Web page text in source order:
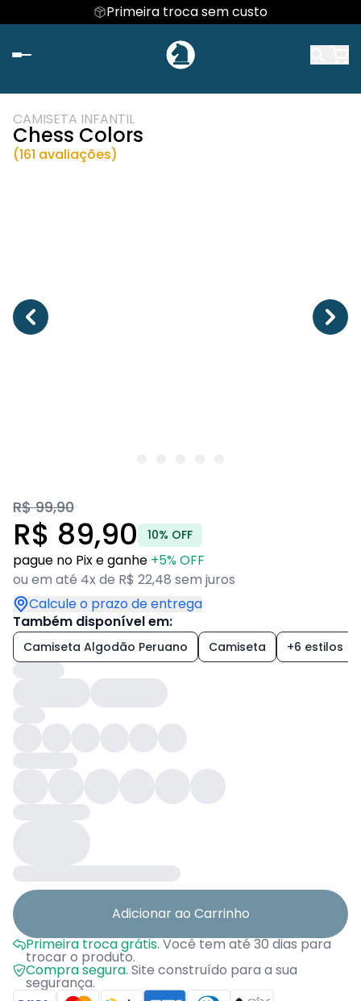
Primeira troca sem custo
CAMISETA INFANTIL
Chess Colors
(161 avaliações)
R$ 99,90
R$ 89,90 10% OFF
pague no Pix e ganhe +5% OFF
ou em até 4x de R$ 22,48 sem juros
Calcule o prazo de entrega
Também disponível em:
Camiseta Algodão Peruano Camiseta +6 estilos
Adicionar ao Carrinho
Primeira troca grátis.Você tem até 30 dias para
trocar o produto.
Compra segura. Site construído para a sua
segurança.